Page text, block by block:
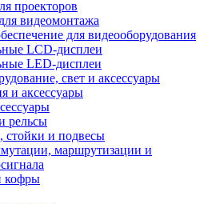
проекторов
видеомонтажа
для видеооборудования
LCD-дисплеи
LED-дисплеи
свет и аксессуары
и аксессуары
рельсы
и подвесы
маршрутизации и
кофры